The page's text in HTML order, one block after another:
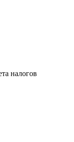
налогов